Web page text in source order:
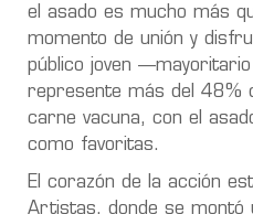
el asado es mucho más
momento de unión y
público joven
represente más del 48%
carne vacuna, con el
como favoritas.
El corazón de la acción
Artistas, donde se montó